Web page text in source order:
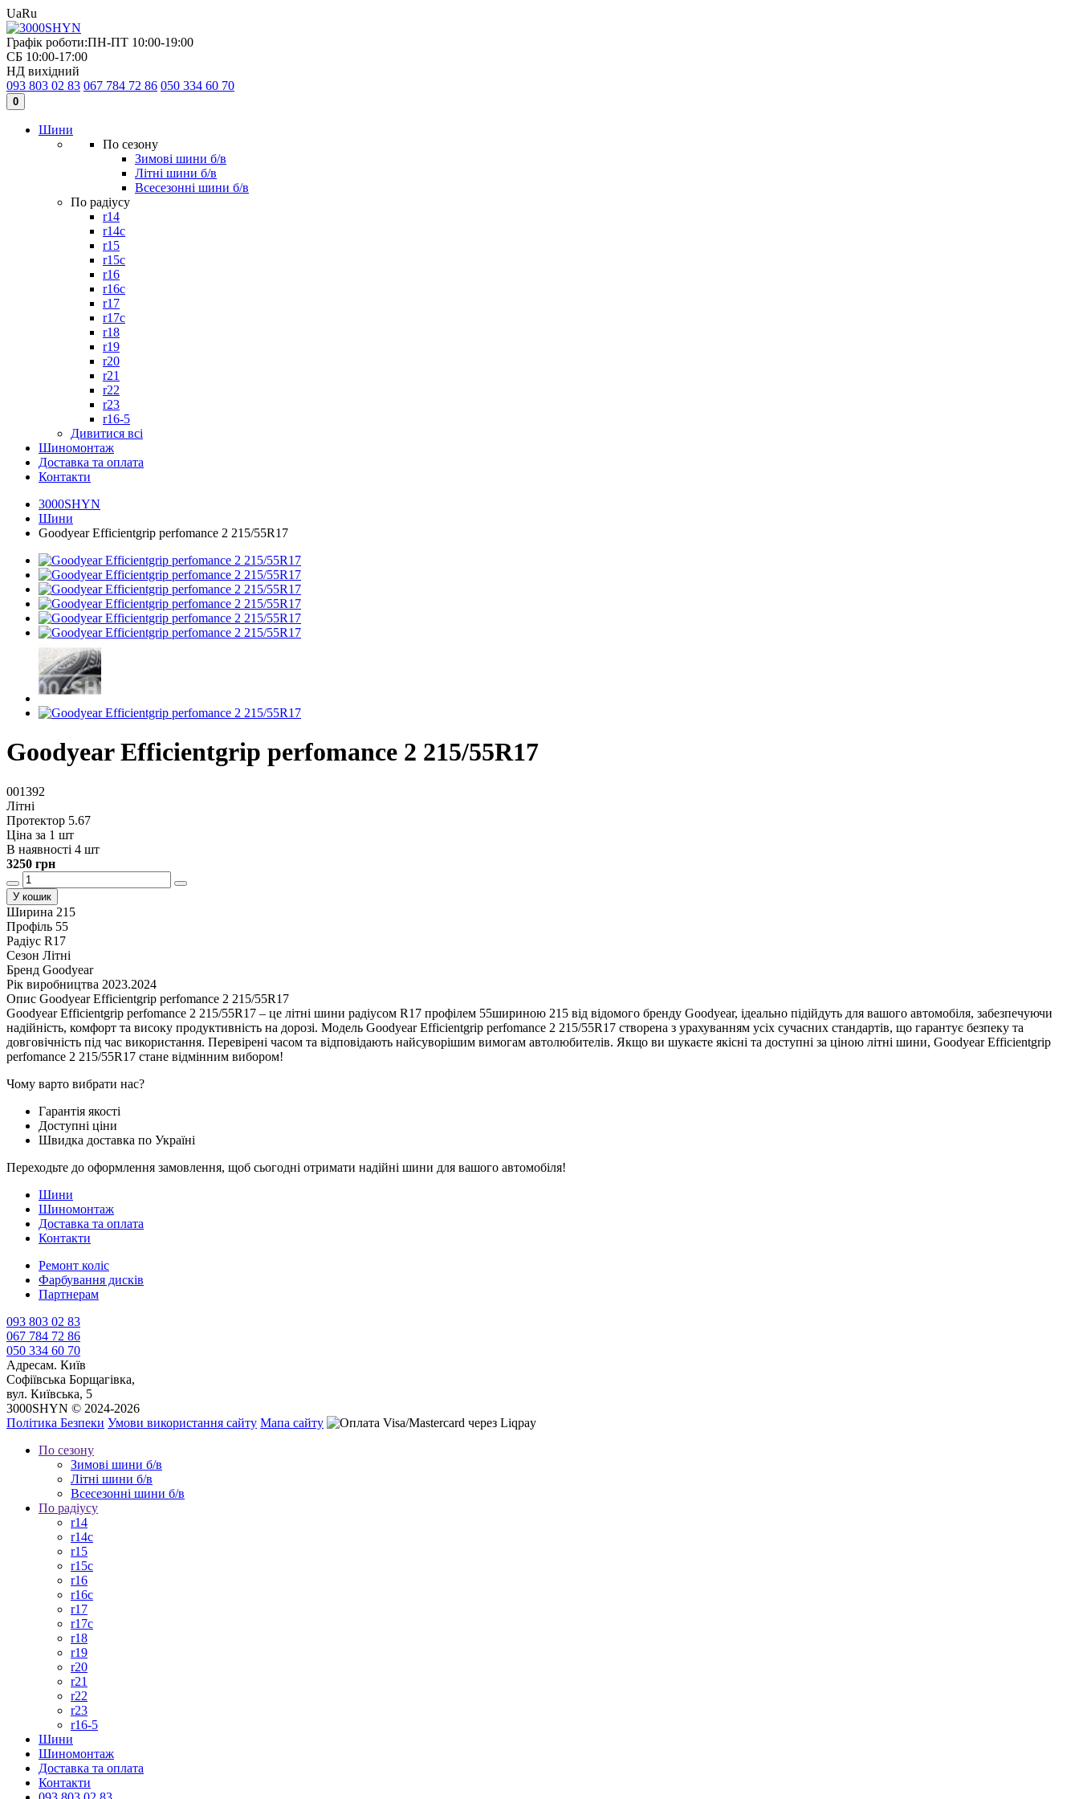
UaRu
Графік роботи:ПН-ПТ 10:00-19:00
СБ 10:00-17:00
НД вихідний
093 803 02 83 067 784 72 86 050 334 60 70
0
Шини
По сезону
Зимові шини б/в
Літні шини б/в
Всесезонні шини б/в
По радіусу
r14
r14c
r15
r15c
r16
r16c
r17
r17c
r18
r19
r20
r21
r22
r23
r16-5
Дивитися всі
Шиномонтаж
Доставка та оплата
Контакти
3000SHYN
Шини
Goodyear Efficientgrip perfomance 2 215/55R17
Goodyear Efficientgrip perfomance 2 215/55R17
001392
Літні
Протектор 5.67
Ціна за 1 шт
В наявності 4 шт
3250 грн
У кошик
Ширина 215
Профіль 55
Радіус R17
Сезон Літні
Бренд Goodyear
Рік виробництва 2023.2024
Опис Goodyear Efficientgrip perfomance 2 215/55R17
Goodyear Efficientgrip perfomance 2 215/55R17 – це літні шини радіусом R17 профілем 55шириною 215 від відомого бренду Goodyear, ідеально підійдуть для вашого автомобіля, забезпечуючи
надійність, комфорт та високу продуктивність на дорозі. Модель Goodyear Efficientgrip perfomance 2 215/55R17 створена з урахуванням усіх сучасних стандартів, що гарантує безпеку та
довговічність під час використання. Перевірені часом та відповідають найсуворішим вимогам автолюбителів. Якщо ви шукаєте якісні та доступні за ціною літні шини, Goodyear Efficientgrip
perfomance 2 215/55R17 стане відмінним вибором!
Чому варто вибрати нас?
Гарантія якості
Доступні ціни
Швидка доставка по Україні
Переходьте до оформлення замовлення, щоб сьогодні отримати надійні шини для вашого автомобіля!
Шини
Шиномонтаж
Доставка та оплата
Контакти
Ремонт коліс
Фарбування дисків
Партнерам
093 803 02 83
067 784 72 86
050 334 60 70
Адресам. Київ
Софіївська Борщагівка,
вул. Київська, 5
3000SHYN © 2024-2026
Політика Безпеки Умови використання сайту Мапа сайту
По сезону
Зимові шини б/в
Літні шини б/в
Всесезонні шини б/в
По радіусу
r14
r14c
r15
r15c
r16
r16c
r17
r17c
r18
r19
r20
r21
r22
r23
r16-5
Шини
Шиномонтаж
Доставка та оплата
Контакти